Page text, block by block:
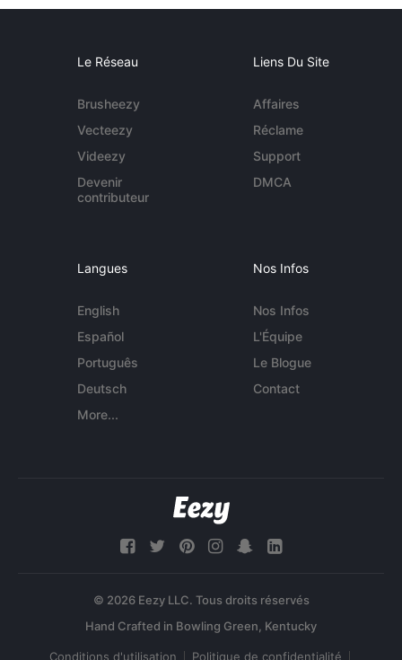
Le Réseau
Brusheezy
Vecteezy
Videezy
Devenir
contributeur
Liens Du Site
Affaires
Réclame
Support
DMCA
Langues
English
Español
Português
Deutsch
More...
Nos Infos
Nos Infos
L'Équipe
Le Blogue
Contact
© 2026 Eezy LLC. Tous droits réservés
Conditions d'utilisation Politique de confidentialité